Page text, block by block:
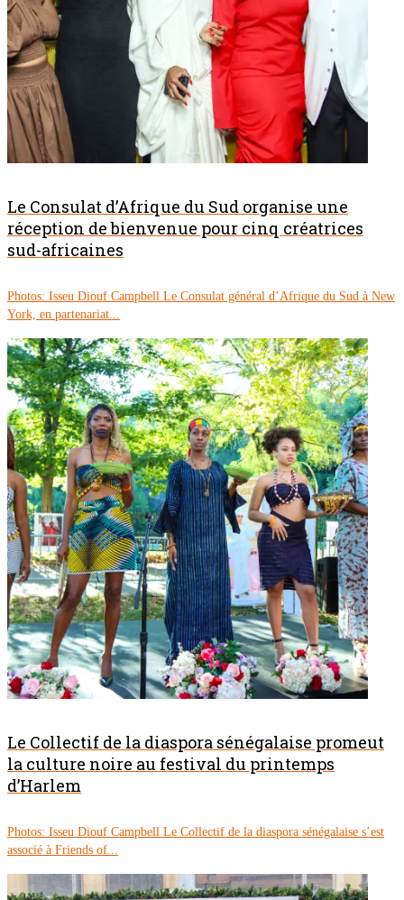
Le Consulat d’Afrique du Sud organise une
réception de bienvenue pour cinq créatrices
sud-africaines
Photos: Isseu Diouf Campbell Le Consulat général d’Afrique du Sud à New
York, en partenariat...
Le Collectif de la diaspora sénégalaise promeut
la culture noire au festival du printemps
d’Harlem
Photos: Isseu Diouf Campbell Le Collectif de la diaspora sénégalaise s’est
associé à Friends of...